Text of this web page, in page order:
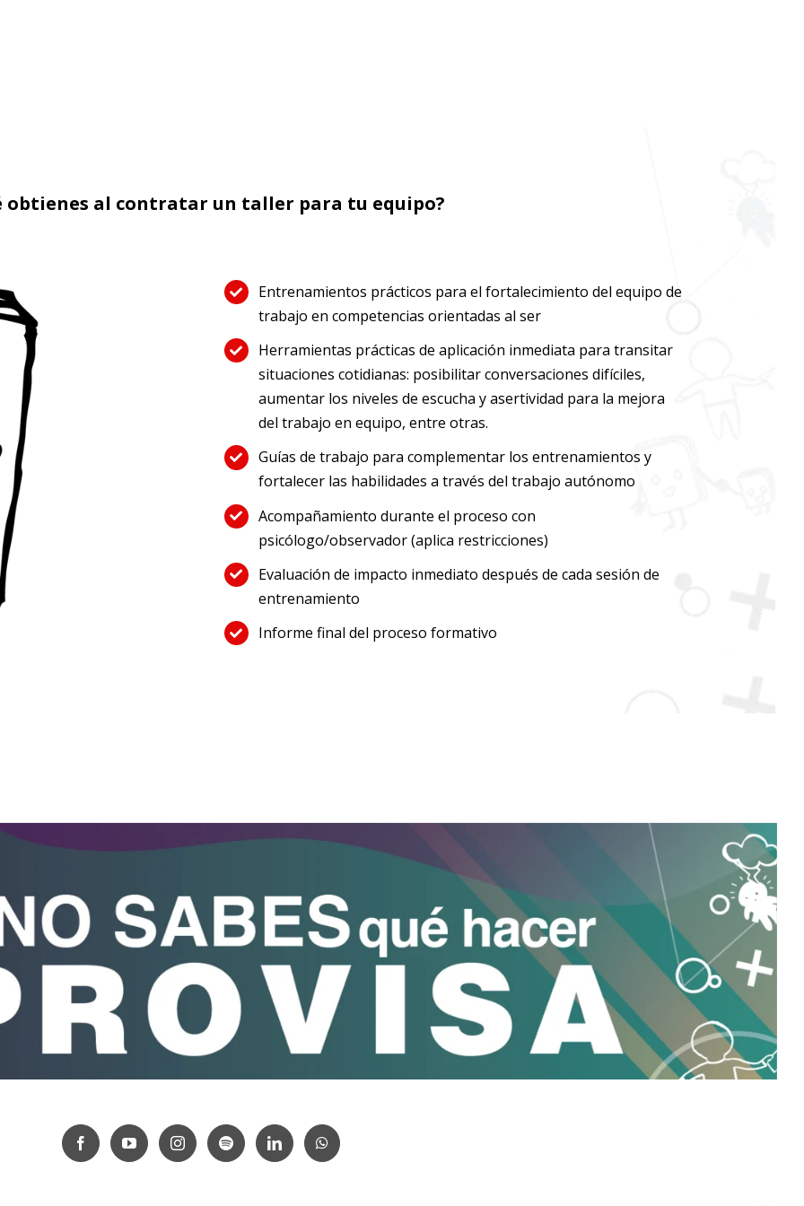
obtienes al contratar un taller para tu equipo?
Entrenamientos prácticos para el fortalecimiento del equipo de
trabajo en competencias orientadas al ser
Herramientas prácticas de aplicación inmediata para transitar
situaciones cotidianas: posibilitar conversaciones difíciles,
aumentar los niveles de escucha y asertividad para la mejora
del trabajo en equipo, entre otras.
Guías de trabajo para complementar los entrenamientos y
fortalecer las habilidades a través del trabajo autónomo
Acompañamiento durante el proceso con
psicólogo/observador (aplica restricciones)
Evaluación de impacto inmediato después de cada sesión de
entrenamiento
Informe final del proceso formativo